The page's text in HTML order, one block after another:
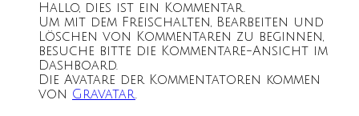
Hallo, dies ist ein Kommentar.
Um mit dem Freischalten, Bearbeiten und
Löschen von Kommentaren zu beginnen,
besuche bitte die Kommentare-Ansicht im
Dashboard.
Die Avatare der Kommentatoren kommen
von Gravatar.